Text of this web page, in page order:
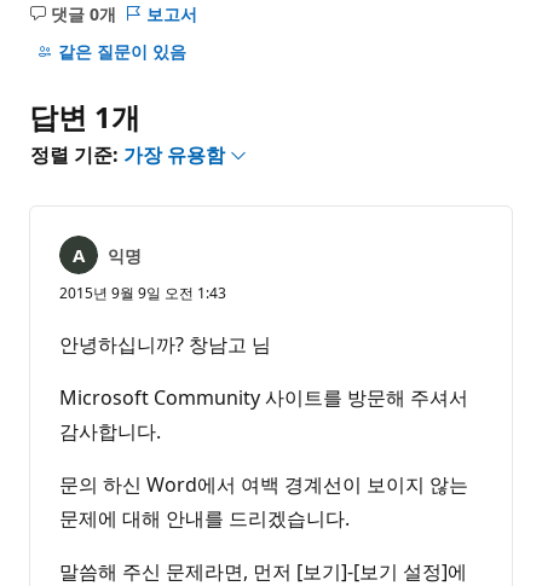
댓글 0개
설
명
음
보고서
같은 질문이 있음
답변 1개
정렬 기준: 가장 유용함
익명
2015년 9월 9일 오전 1:43
안녕하십니까? 창남고 님
Microsoft Community 사이트를 방문해 주셔서
감사합니다.
문의 하신 Word에서 여백 경계선이 보이지 않는
문제에 대해 안내를 드리겠습니다.
말씀해 주신 문제라면, 먼저 [보기]-[보기 설정]에